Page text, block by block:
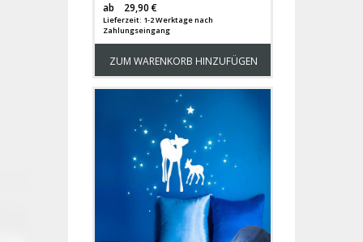
ab
29,90 €
Lieferzeit: 1-2 Werktage nach
Zahlungseingang
ZUM WARENKORB HINZUFÜGEN